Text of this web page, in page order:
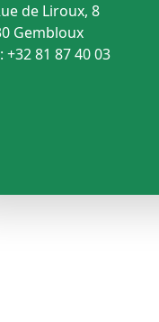
de Liroux, 8
Gembloux
+32 81 87 40 03